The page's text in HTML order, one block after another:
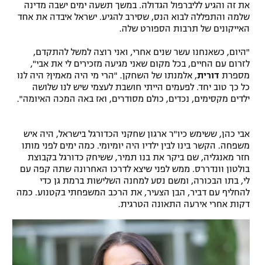
רשיון להקרנה פומבית לבית עסק
לוח דרושים – ג'ובנט
תגיות
המגזין
את זה והגיע לליברפול הגדולה. במשך תשעה ימים ישבה מדינה
שלמה והתפללה לבוא הנס, שסירב להגיע. ישראל איבדה את אחד
האייקונים של תרבות הספורט שלה.
"היום, כשאנחנו עשר שנים אחרי, ואני רוצה למשל להתקדם,
לזרום עם החיים, בכל מקום שאני מגיעה מזכירים לי את אבי",
מספרת דורית, אלמנתו של השחקן. "הרי מי היה מאמין? היה לנו
כל כך טוב יחד. לפעמים הייתי חושבת לעצמי שיש לנו שלושה
ילדים מקסימים, נכדים, כולם מסודרים, ואז באה המכה האיומה".
אבי כהן, ששימש כיו"ר ארגון שחקני הכדורגל בישראל, היה איש
משפחה. הקשר בינו לבין ילדיו היה יומיומי. כמה ימים לפני מותו
חזר מאנגליה, שם ביקר את בנו תמיר, ששיחק כדורגל בקבוצת
בולטון וונדררס. ממש לפני שיצא לדרכו האחרונה שתה קפה עם
לי, בתו הבכורה, ומשם נסע למחנה השלישות ברמת גן כדי
להחליף עם דביר, הבן הצעיר, את הרכב המשפחתי בקטנוע. כמה
דקות אחרי אירעה התאונה הטרגית.